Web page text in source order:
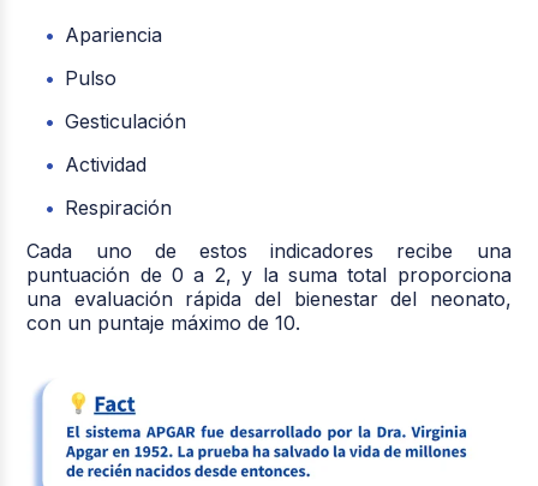
Apariencia
Pulso
Gesticulación
Actividad
Respiración
Cada uno de estos indicadores recibe una
puntuación de 0 a 2, y la suma total proporciona
una evaluación rápida del bienestar del neonato,
con un puntaje máximo de 10.